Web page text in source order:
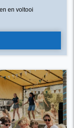
en voltooi